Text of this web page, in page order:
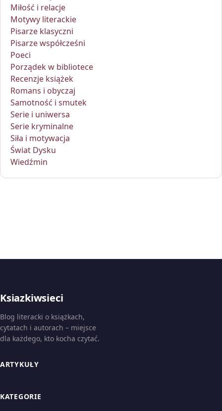
Miłość i relacje
Motywy literackie
Pisarze klasyczni
Pisarze współcześni
Poeci
Porządek w bibliotece
Recenzje książek
Romans i obyczaj
Samotność i smutek
Serie i uniwersa
Serie kryminalne
Siła i motywacja
Świat Dysku
Wiedźmin
Ksiazkiwsieci
Blog literacki o książkach,
cytatach i autorach – miejsce
dla każdego, kto kocha czytać.
ARTYKUŁY
KATEGORIE